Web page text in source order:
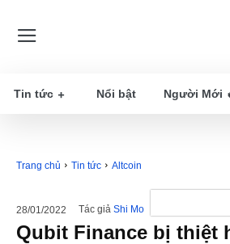
Tin tức Nổi bật Người Mới
Trang chủ Tin tức Altcoin
28/01/2022 Tác giả Shi Mo
Qubit Finance bị thiệt